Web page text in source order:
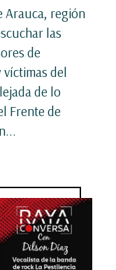
Arauca, región
las
de
del
de lo
Frente de